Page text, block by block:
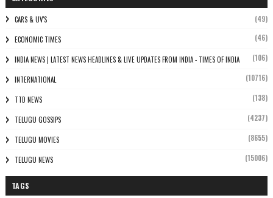
CARS & UV'S (49)
ECONOMIC TIMES (46)
INDIA NEWS | LATEST NEWS HEADLINES & LIVE UPDATES FROM INDIA - TIMES OF INDIA (106)
INTERNATIONAL (10716)
TTD NEWS (138)
TELUGU GOSSIPS (4237)
TELUGU MOVIES (8655)
TELUGU NEWS (15006)
TAGS